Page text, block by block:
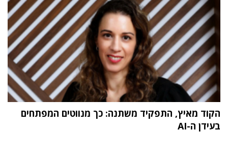
הקוד מאיץ, התפקיד משתנה: כך מנווטים המפתחים
בעידן ה-AI